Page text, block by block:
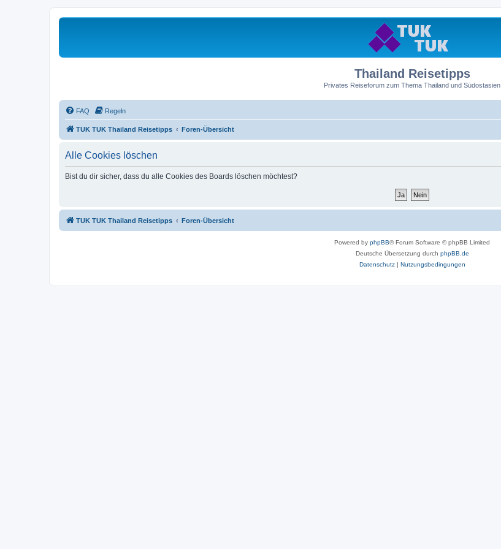
Thailand Reisetipps
Privates Reiseforum zum Thema Thailand und Südostasien
FAQ Regeln
TUK TUK Thailand Reisetipps Foren-Übersicht
Alle Cookies löschen
Bist du dir sicher, dass du alle Cookies des Boards löschen möchtest?
TUK TUK Thailand Reisetipps Foren-Übersicht
Powered by phpBB® Forum Software © phpBB Limited
Deutsche Übersetzung durch phpBB.de
Datenschutz| Nutzungsbedingungen